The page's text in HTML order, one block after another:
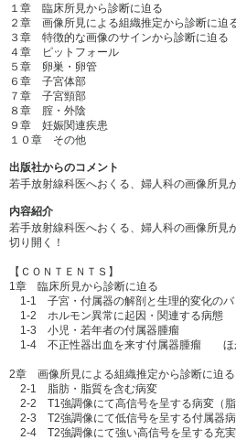
１章 臨床所見から診断に迫る
２章 画像所見による組織推定から診断に迫
３章 特徴的な画像のサインから診断に迫る
４章 ピットフォール
５章 卵巣・卵管
６章 子宮体部
７章 子宮頸部
８章 腟・外陰
９章 妊娠関連疾患
１０章 その他
出版社からのコメント
若手放射線科医へおくる、婦人科の画像所見
内容紹介
若手放射線科医へおくる、婦人科の画像所見
切り開く！
【ＣＯＮＴＥＮＴＳ】
1章 臨床所見から診断に迫る
1-1 子宮・付属器の解剖と生理的変化のバ
1-2 ホルモン異常に起因・関連する病態
1-3 小児・若年者の付属器腫瘤
1-4 不正性器出血を来す付属器腫瘤 ほ
2章 画像所見による組織推定から診断に迫る
2-1 脂肪・脂質を含む病変
2-2 T1強調像にて高信号を呈する病変（脂
2-3 T2強調像にて低信号を呈する付属器
2-4 T2強調像にて強い高信号を呈する